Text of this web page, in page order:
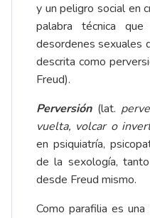
y un peligro social en
palabra técnica
desordenes sexuales
descrita como
Freud).
Perversión(lat.
vuelta, volcar o
en psiquiatría,
de la sexología,
desde Freud mismo.
Como parafilia es